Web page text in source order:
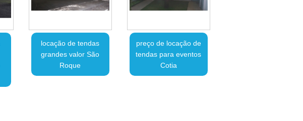
locação de tendas
grandes valor São
Roque
preço de locação de
tendas para eventos
Cotia